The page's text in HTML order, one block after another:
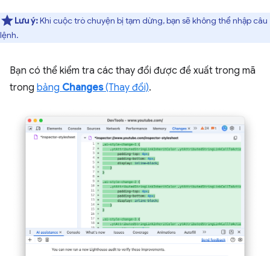
Lưu ý:Khi cuộc trò chuyện bị tạm dừng, bạn sẽ không thể nhập câu
lệnh.
Bạn có thể kiểm tra các thay đổi được đề xuất trong mã
trong bảng Changes(Thay đổi).